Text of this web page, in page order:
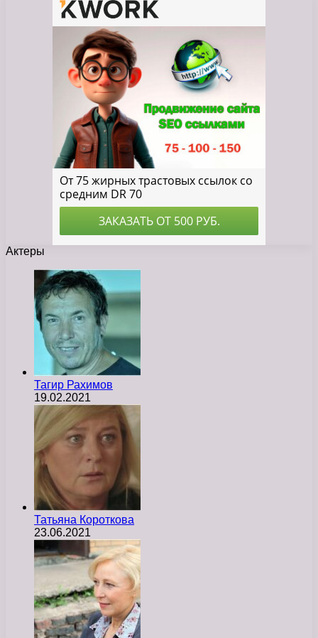
Актеры
Тагир Рахимов
19.02.2021
Татьяна Короткова
23.06.2021